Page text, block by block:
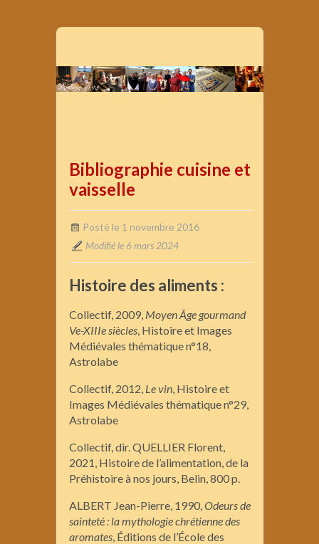
Bibliographie cuisine et
vaisselle
Posté le 1 novembre 2016
Modifié le 6 mars 2024
Histoire des aliments :
Collectif, 2009, Moyen Âge gourmand
Ve-XIIIe siècles, Histoire et Images
Médiévales thématique n°18,
Astrolabe
Collectif, 2012, Le vin, Histoire et
Images Médiévales thématique n°29,
Astrolabe
Collectif, dir. QUELLIER Florent,
2021, Histoire de l’alimentation, de la
Préhistoire à nos jours, Belin, 800 p.
ALBERT Jean-Pierre, 1990,Odeurs de
sainteté : la mythologie chrétienne des
aromates, Éditions de l’École des